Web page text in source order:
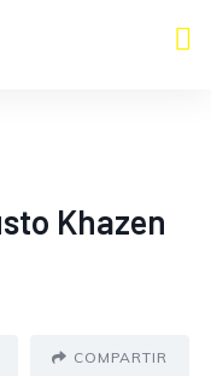
Khazen
COMPARTIR